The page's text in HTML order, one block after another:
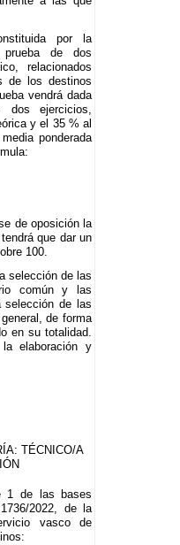
por la
de dos
relacionados
de los destinos
vendrá dada
dos ejercicios,
y el 35 % al
ponderada
de oposición la
que dar un
100.
selección de las
común y las
selección de las
de forma
en su totalidad.
elaboración y
TÉCNICO/A
1 de las bases
2022, de la
vasco de